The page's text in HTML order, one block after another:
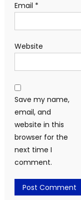
Email *
Website
Save my name,
email, and
website in this
browser for the
next time I
comment.